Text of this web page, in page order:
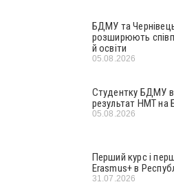
БДМУ та
розширюють
й освіти
05.08.2026
Студентку БДМУ
результат НМТ на
05.08.2026
Перший курс і
Erasmus+ в
31.07.2026